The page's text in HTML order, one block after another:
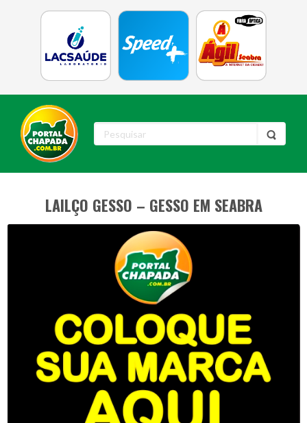
LAILÇO GESSO – GESSO EM SEABRA